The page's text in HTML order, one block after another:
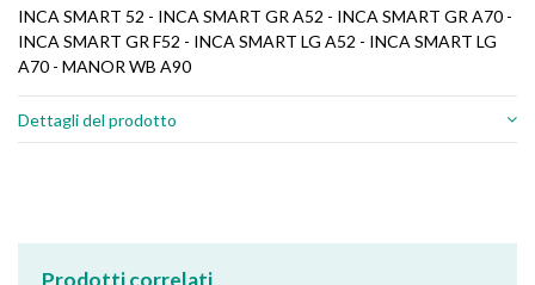
INCA SMART 52 - INCA SMART GR A52 - INCA SMART GR A70 -
INCA SMART GR F52 - INCA SMART LG A52 - INCA SMART LG
A70 - MANOR WB A90
Dettagli del prodotto
Prodotti correlati